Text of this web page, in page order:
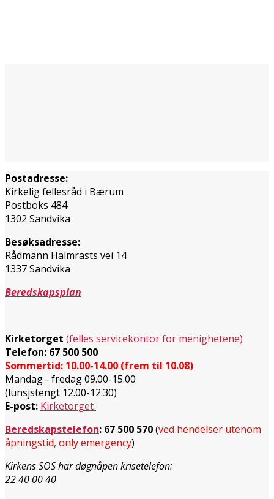
Postadresse:
Kirkelig fellesråd i Bærum
Postboks 484
1302 Sandvika
Besøksadresse:
Rådmann Halmrasts vei 14
1337 Sandvika
Beredskapsplan
Kirketorget (felles servicekontor for menighetene)
Telefon: 67 500 500
Sommertid: 10.00-14.00 (frem til 10.08)
Mandag - fredag 09.00-15.00
(lunsjstengt 12.00-12.30)
E-post: Kirketorget
Beredskapstelefon: 67 500 570(ved hendelser utenom
åpningstid, only emergency)
Kirkens SOS har døgnåpen krisetelefon:
22 40 00 40